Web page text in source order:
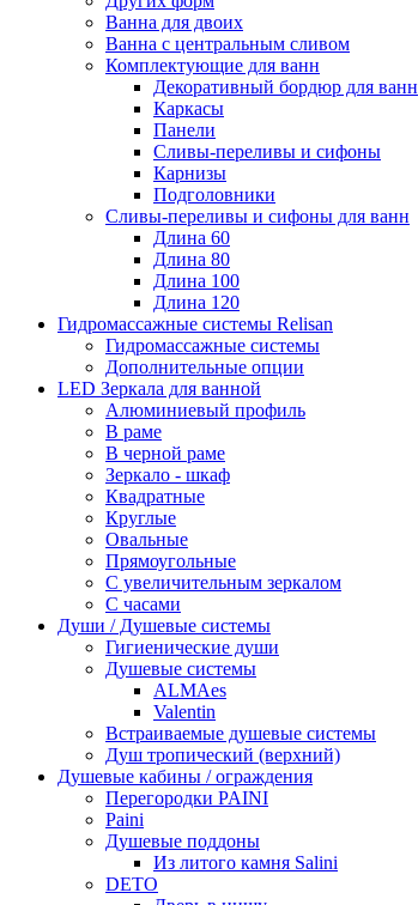
Ванна для двоих
Ванна с центральным сливом
Комплектующие для ванн
Декоративный бордюр для ванн
Каркасы
Панели
Сливы-переливы и сифоны
Карнизы
Подголовники
Сливы-переливы и сифоны для ванн
Длина 60
Длина 80
Длина 100
Длина 120
Гидромассажные системы Relisan
Гидромассажные системы
Дополнительные опции
LED Зеркала для ванной
Алюминиевый профиль
В раме
В черной раме
Зеркало - шкаф
Квадратные
Круглые
Овальные
Прямоугольные
С увеличительным зеркалом
С часами
Души / Душевые системы
Гигиенические души
Душевые системы
ALMAes
Valentin
Встраиваемые душевые системы
Душ тропический (верхний)
Душевые кабины / ограждения
Перегородки PAINI
Paini
Душевые поддоны
Из литого камня Salini
DETO